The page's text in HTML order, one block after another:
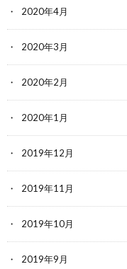
2020年4月
2020年3月
2020年2月
2020年1月
2019年12月
2019年11月
2019年10月
2019年9月